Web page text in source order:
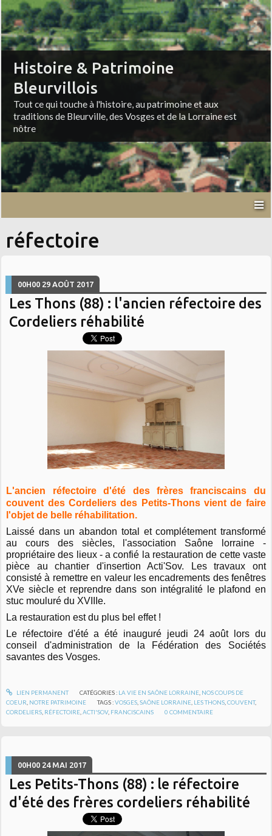
Histoire & Patrimoine
Bleurvillois
Tout ce qui touche à l'histoire, au patrimoine et aux
traditions de Bleurville, des Vosges et de la Lorraine est
nôtre
réfectoire
00H00 29 AOÛT 2017
Les Thons (88) : l'ancien réfectoire des
Cordeliers réhabilité
L'ancien réfectoire d'été des frères franciscains du
couvent des Cordeliers des Petits-Thons vient de faire
l'objet de belle réhabilitation.
Laissé dans un abandon total et complétement transformé
au cours des siècles, l'association Saône lorraine -
propriétaire des lieux - a confié la restauration de cette vaste
pièce au chantier d'insertion Acti'Sov. Les travaux ont
consisté à remettre en valeur les encadrements des fenêtres
XVe siècle et reprendre dans son intégralité le plafond en
stuc mouluré du XVIIIe.
La restauration est du plus bel effet !
Le réfectoire d'été a été inauguré jeudi 24 août lors du
conseil d'administration de la Fédération des Sociétés
savantes des Vosges.
LIEN PERMANENT CATÉGORIES : LA VIE EN SAÔNE LORRAINE, NOS COUPS DE
COEUR NOTRE PATRIMOINE TAGS :VOSGES ,SAÔNE LORRAINE LES THONS ,COUVENT,
CORDELIERS RÉFECTOIRE ,ACTI'SOV, FRANCISCAINS 0 COMMENTAIRE
00H00 24 MAI 2017
Les Petits-Thons (88) : le réfectoire
d'été des frères cordeliers réhabilité